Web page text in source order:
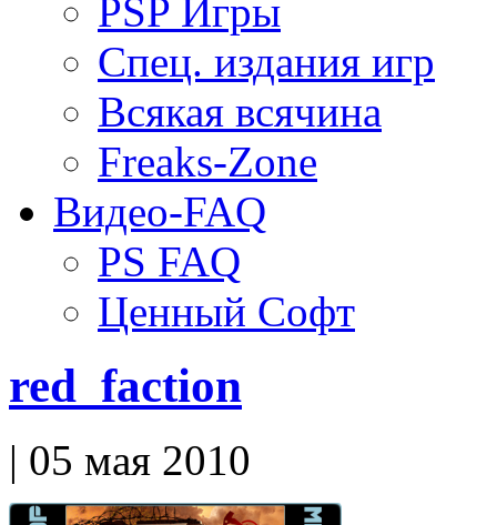
PSP Игры
Спец. издания игр
Всякая всячина
Freaks-Zone
Видео-FAQ
PS FAQ
Ценный Софт
red_faction
| 05 мая 2010